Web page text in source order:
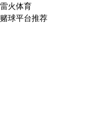
雷火体育
赌球平台推荐